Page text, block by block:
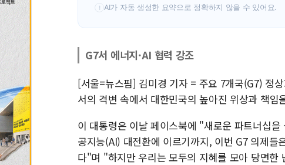
! AI가 자동 생성한 요약으로 정확하지 않을 수 있어요.
G7서 에너지·AI 협력 강조
[서울=뉴스핌] 김미경 기자 = 주요 7개국(G7) 정
서의 격변 속에서 대한민국의 높아진 위상과 책
이 대통령은 이날 페이스북에 "새로운 파트너십
공지능(AI) 대전환에 이르기까지, 이번 G7 의제
다"며 "하지만 우리는 모두의 지혜를 모아 당면한